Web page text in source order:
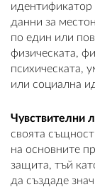
данни за
по един или
физическата,
психическата,
или социална
Чувствителни
своята
на основните
защита, тъй
да създаде